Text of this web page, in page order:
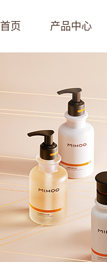
首页 产品中心